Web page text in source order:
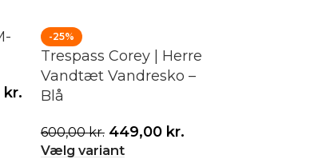
kr.
-25%
Trespass Corey | Herre
Vandtæt Vandresko –
Blå
600,00kr. 449,00 kr.
Vælg variant